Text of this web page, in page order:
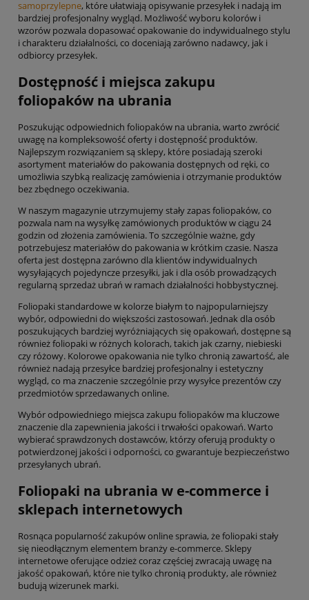
samoprzylepne, które ułatwiają opisywanie przesyłek i nadają im
bardziej profesjonalny wygląd. Możliwość wyboru kolorów i
wzorów pozwala dopasować opakowanie do indywidualnego stylu
i charakteru działalności, co doceniają zarówno nadawcy, jak i
odbiorcy przesyłek.
Dostępność i miejsca zakupu
foliopaków na ubrania
Poszukując odpowiednich foliopaków na ubrania, warto zwrócić
uwagę na kompleksowość oferty i dostępność produktów.
Najlepszym rozwiązaniem są sklepy, które posiadają szeroki
asortyment materiałów do pakowania dostępnych od ręki, co
umożliwia szybką realizację zamówienia i otrzymanie produktów
bez zbędnego oczekiwania.
W naszym magazynie utrzymujemy stały zapas foliopaków, co
pozwala nam na wysyłkę zamówionych produktów w ciągu 24
godzin od złożenia zamówienia. To szczególnie ważne, gdy
potrzebujesz materiałów do pakowania w krótkim czasie. Nasza
oferta jest dostępna zarówno dla klientów indywidualnych
wysyłających pojedyncze przesyłki, jak i dla osób prowadzących
regularną sprzedaż ubrań w ramach działalności hobbystycznej.
Foliopaki standardowe w kolorze białym to najpopularniejszy
wybór, odpowiedni do większości zastosowań. Jednak dla osób
poszukujących bardziej wyróżniających się opakowań, dostępne są
również foliopaki w różnych kolorach, takich jak czarny, niebieski
czy różowy. Kolorowe opakowania nie tylko chronią zawartość, ale
również nadają przesyłce bardziej profesjonalny i estetyczny
wygląd, co ma znaczenie szczególnie przy wysyłce prezentów czy
przedmiotów sprzedawanych online.
Wybór odpowiedniego miejsca zakupu foliopaków ma kluczowe
znaczenie dla zapewnienia jakości i trwałości opakowań. Warto
wybierać sprawdzonych dostawców, którzy oferują produkty o
potwierdzonej jakości i odporności, co gwarantuje bezpieczeństwo
przesyłanych ubrań.
Foliopaki na ubrania w e-commerce i
sklepach internetowych
Rosnąca popularność zakupów online sprawia, że foliopaki stały
się nieodłącznym elementem branży e-commerce. Sklepy
internetowe oferujące odzież coraz częściej zwracają uwagę na
jakość opakowań, które nie tylko chronią produkty, ale również
budują wizerunek marki.